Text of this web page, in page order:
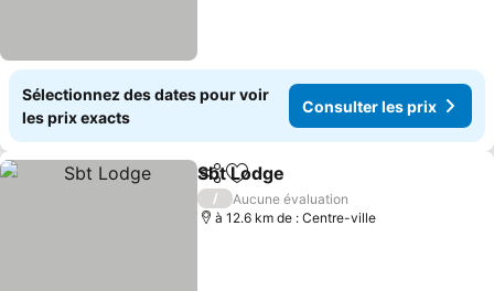
Sélectionnez des dates pour voir
les prix exacts
Consulter les prix
PartagerAjouter à mes favoris
Sbt Lodge
/
Aucune évaluation
à 12.6 km de : Centre-ville